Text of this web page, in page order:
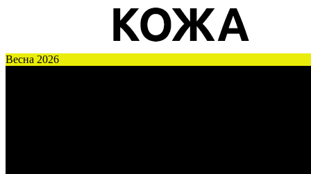
Весна 2026